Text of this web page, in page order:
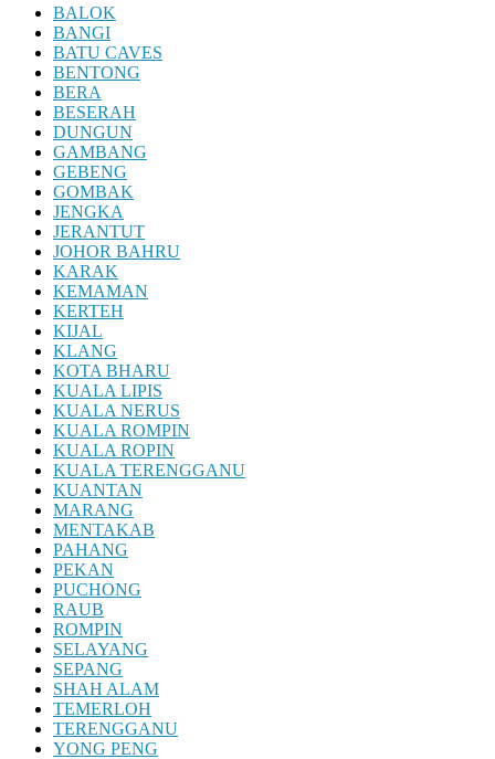
BALOK
BANGI
BATU CAVES
BENTONG
BERA
BESERAH
DUNGUN
GAMBANG
GEBENG
GOMBAK
JENGKA
JERANTUT
JOHOR BAHRU
KARAK
KEMAMAN
KERTEH
KIJAL
KLANG
KOTA BHARU
KUALA LIPIS
KUALA NERUS
KUALA ROMPIN
KUALA ROPIN
KUALA TERENGGANU
KUANTAN
MARANG
MENTAKAB
PAHANG
PEKAN
PUCHONG
RAUB
ROMPIN
SELAYANG
SEPANG
SHAH ALAM
TEMERLOH
TERENGGANU
YONG PENG